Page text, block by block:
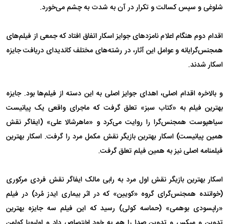
شلوغی و سپس کسالت و تکرار در آن به شدت به چشم می‌خورد.
اقدام دوم هنگام اعلام نامزدهای جوایز اسکار اتفاق افتاد که جمعی از فیلم‌های
همجنس‌گرایانه و عوامل این آثار، در رشته‌های مختلف کاندیدای دریافت جایزه
اسکار شدند.
و بالاخره اقدام اصلی، اهدای جوایز اصلی به این دسته از فیلم‌ها بود. جایزه
بهترین فیلم به «کتاب سبز» تعلق گرفت که ماجرای واقعی یک پیانیست
سیاهپوست همجنس‌گرا را روایت می‌کرد و «ماهرشالا علی» (ایفاگر نقش
همین پیانیست) اسکار بهترین بازیگر نقش مکمل مرد را گرفت. اسکار بهترین
فیلمنامه اصلی نیز به همین فیلم تعلق گرفت.
اسکار بهترین بازیگر نقش اول مرد به رابی مالک ایفاگر نقش فردی مرکوری
(خواننده همجنس‌گرای گروه «کویین» که در اثر بیماری ایدز مُرد) در فیلم
«راپسودی بوهمی» (حماسه کولی) رسید که این فیلم سه جایزه بهترین